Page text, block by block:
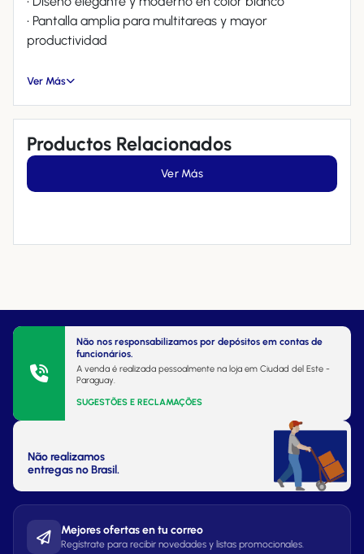
• Pantalla amplia para multitareas y mayor
productividad
Ver Más
Productos Relacionados
Ver Más
Não nos responsabilizamos por depósitos em contas de
funcionários.
A venda é realizada pessoalmente na loja em Ciudad del Este -
Paraguay.
SUGESTÕES E RECLAMAÇÕES
Não realizamos
entregas no Brasil.
Mejores ofertas en tu correo
Regístrate para recibir novedades y listas promocionales.